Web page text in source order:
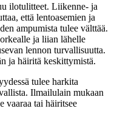
ilotulitteet. Liikenne- ja
että lentoasemien ja
ampumista tulee välttää.
ja liian lähelle
lennon turvallisuutta.
ja häiritä keskittymistä.
tulee harkita
Ilmailulain mukaan
vaaraa tai häiritsee